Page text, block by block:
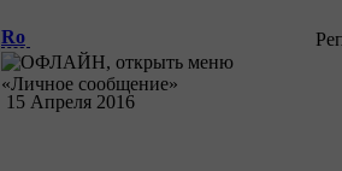
Ro
15 Апреля 2016